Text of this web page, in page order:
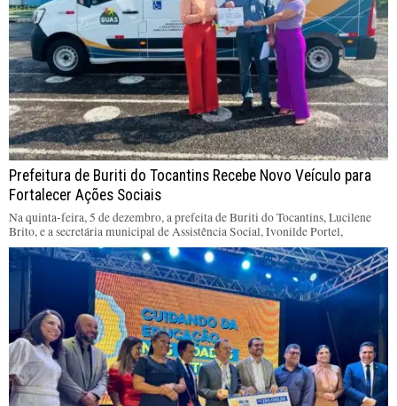
Prefeitura de Buriti do Tocantins Recebe Novo Veículo para
Fortalecer Ações Sociais
Na quinta-feira, 5 de dezembro, a prefeita de Buriti do Tocantins, Lucilene
Brito, e a secretária municipal de Assistência Social, Ivonilde Portel,